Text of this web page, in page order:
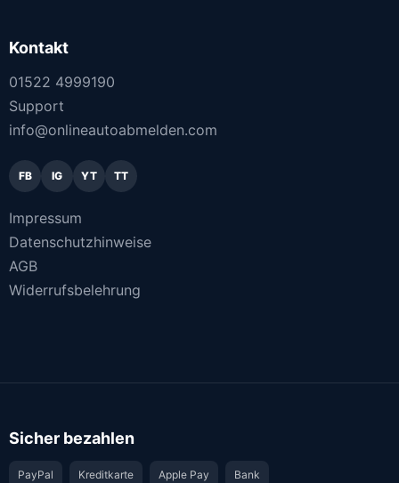
Kontakt
01522 4999190
Support
info@onlineautoabmelden.com
FB IG YT TT
Impressum
Datenschutzhinweise
AGB
Widerrufsbelehrung
Sicher bezahlen
PayPal Kreditkarte Apple Pay Bank